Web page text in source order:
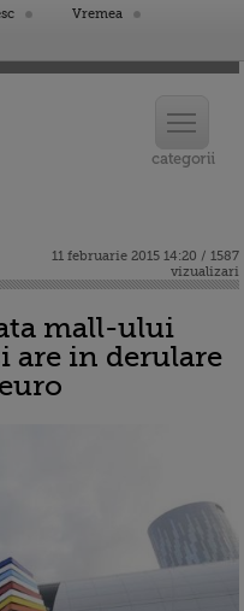
Vremea
11 februarie 2015 14:20 / 1587
vizualizari
mall-ului
are in derulare